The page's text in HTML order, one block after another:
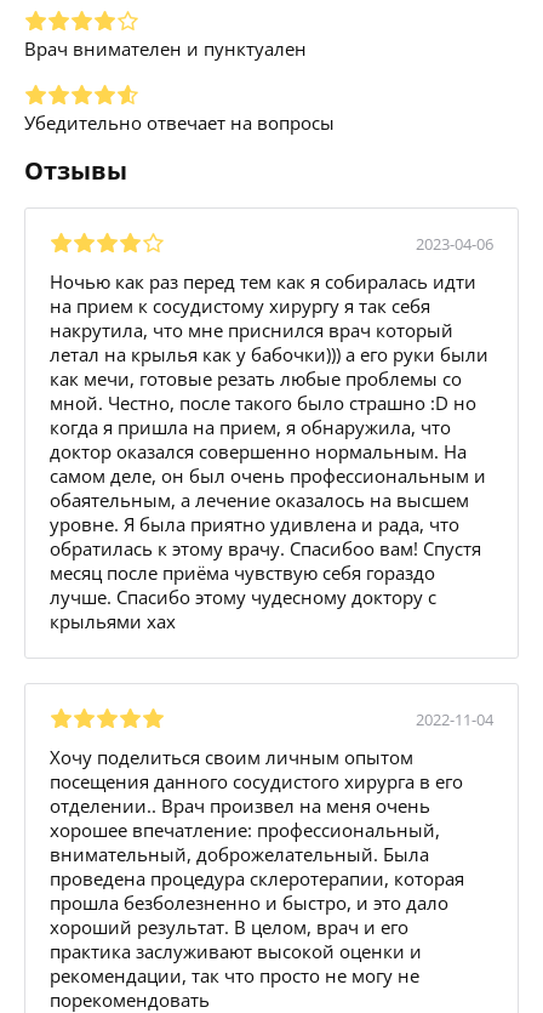
Врач внимателен и пунктуален
Убедительно отвечает на вопросы
Отзывы
2023-04-06
Ночью как раз перед тем как я собиралась идти
на прием к сосудистому хирургу я так себя
накрутила, что мне приснился врач который
летал на крылья как у бабочки))) а его руки были
как мечи, готовые резать любые проблемы со
мной. Честно, после такого было страшно :D но
когда я пришла на прием, я обнаружила, что
доктор оказался совершенно нормальным. На
самом деле, он был очень профессиональным и
обаятельным, а лечение оказалось на высшем
уровне. Я была приятно удивлена и рада, что
обратилась к этому врачу. Спасибоо вам! Спустя
месяц после приёма чувствую себя гораздо
лучше. Спасибо этому чудесному доктору с
крыльями хах
2022-11-04
Хочу поделиться своим личным опытом
посещения данного сосудистого хирурга в его
отделении.. Врач произвел на меня очень
хорошее впечатление: профессиональный,
внимательный, доброжелательный. Была
проведена процедура склеротерапии, которая
прошла безболезненно и быстро, и это дало
хороший результат. В целом, врач и его
практика заслуживают высокой оценки и
рекомендации, так что просто не могу не
порекомендовать